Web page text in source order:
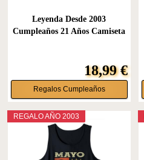
Leyenda Desde 2003
Cumpleaños 21 Años Camiseta
18,99 €
Regalos Cumpleaños
REGALO AÑO 2003